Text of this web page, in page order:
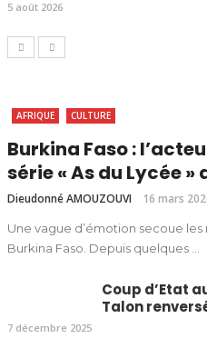
5 août 2026
AFRIQUE CULTURE
Burkina Faso :
série « As du Lycée »
Dieudonné AMOUZOUVI 16 mars
Une vague d’émotion secoue les
Burkina Faso. Depuis quelques ...
Coup d’Etat
Talon
7 décembre 2025